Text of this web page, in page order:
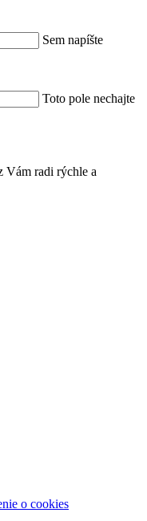
Sem napíšte
Toto pole nechajte
Vám radi rýchle a
o cookies